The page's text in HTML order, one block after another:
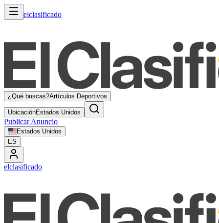
elclasificado
¿Qué buscas?Artículos Deportivos
UbicaciónEstados Unidos
Publicar Anuncio
Estados Unidos
ES
elclasificado